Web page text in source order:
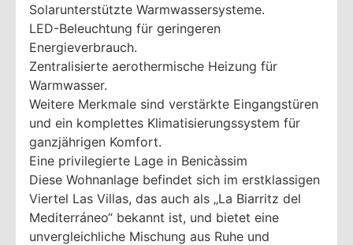
Solarunterstützte Warmwassersysteme.
LED-Beleuchtung für geringeren
Energieverbrauch.
Zentralisierte aerothermische Heizung für
Warmwasser.
Weitere Merkmale sind verstärkte Eingangstüren
und ein komplettes Klimatisierungssystem für
ganzjährigen Komfort.
Eine privilegierte Lage in Benicàssim
Diese Wohnanlage befindet sich im erstklassigen
Viertel Las Villas, das auch als „La Biarritz del
Mediterráneo“ bekannt ist, und bietet eine
unvergleichliche Mischung aus Ruhe und